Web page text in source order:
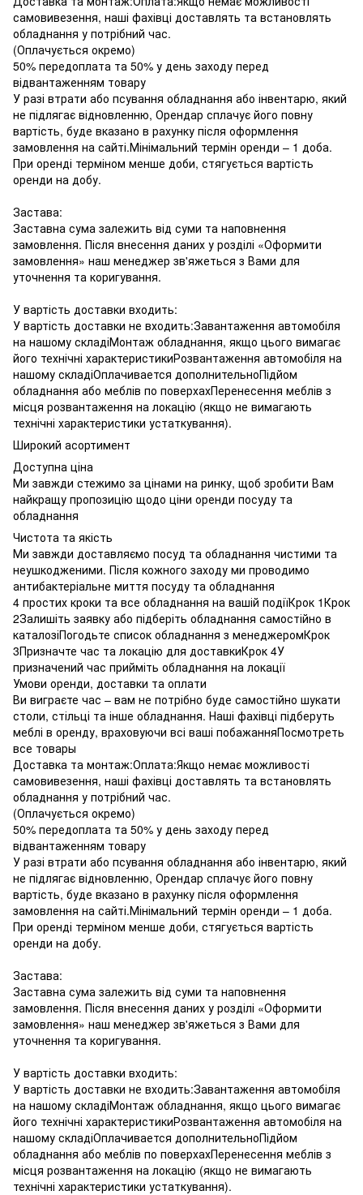
самовивезення, наші фахівці доставлять та встановлять
обладнання у потрібний час.
(Оплачується окремо)
50% передоплата та 50% у день заходу перед
відвантаженням товару
У разі втрати або псування обладнання або інвентарю, який
не підлягає відновленню, Орендар сплачує його повну
вартість, буде вказано в рахунку після оформлення
замовлення на сайті.Мінімальний термін оренди – 1 доба.
При оренді терміном менше доби, стягується вартість
оренди на добу.
Застава:
Заставна сума залежить від суми та наповнення
замовлення. Після внесення даних у розділі «Оформити
замовлення» наш менеджер зв'яжеться з Вами для
уточнення та коригування.
У вартість доставки входить:
У вартість доставки не входить:Завантаження автомобіля
на нашому складіМонтаж обладнання, якщо цього вимагає
його технічні характеристикиРозвантаження автомобіля на
нашому складіОплачивается дополнительноПідйом
обладнання або меблів по поверхахПеренесення меблів з
місця розвантаження на локацію (якщо не вимагають
технічні характеристики устаткування).
Широкий асортимент
Доступна ціна
Ми завжди стежимо за цінами на ринку, щоб зробити Вам
найкращу пропозицію щодо ціни оренди посуду та
обладнання
Чистота та якість
Ми завжди доставляємо посуд та обладнання чистими та
неушкодженими. Після кожного заходу ми проводимо
антибактеріальне миття посуду та обладнання
4 простих кроки та все обладнання на вашій подіїКрок 1Крок
2Залишіть заявку або підберіть обладнання самостійно в
каталозіПогодьте список обладнання з менеджеромКрок
3Призначте час та локацію для доставкиКрок 4У
призначений час прийміть обладнання на локації
Умови оренди, доставки та оплати
Ви виграєте час – вам не потрібно буде самостійно шукати
столи, стільці та інше обладнання. Наші фахівці підберуть
меблі в оренду, враховуючи всі ваші побажанняПосмотреть
все товары
Доставка та монтаж:Оплата:Якщо немає можливості
самовивезення, наші фахівці доставлять та встановлять
обладнання у потрібний час.
(Оплачується окремо)
50% передоплата та 50% у день заходу перед
відвантаженням товару
У разі втрати або псування обладнання або інвентарю, який
не підлягає відновленню, Орендар сплачує його повну
вартість, буде вказано в рахунку після оформлення
замовлення на сайті.Мінімальний термін оренди – 1 доба.
При оренді терміном менше доби, стягується вартість
оренди на добу.
Застава:
Заставна сума залежить від суми та наповнення
замовлення. Після внесення даних у розділі «Оформити
замовлення» наш менеджер зв'яжеться з Вами для
уточнення та коригування.
У вартість доставки входить:
У вартість доставки не входить:Завантаження автомобіля
на нашому складіМонтаж обладнання, якщо цього вимагає
його технічні характеристикиРозвантаження автомобіля на
нашому складіОплачивается дополнительноПідйом
обладнання або меблів по поверхахПеренесення меблів з
місця розвантаження на локацію (якщо не вимагають
технічні характеристики устаткування).